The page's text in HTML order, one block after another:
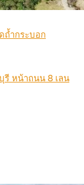
ถ้ำกระบอก
รี หน้าถนน 8 เลน